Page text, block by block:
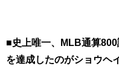
■史上唯一、MLB通算
を達成したのがショウヘ